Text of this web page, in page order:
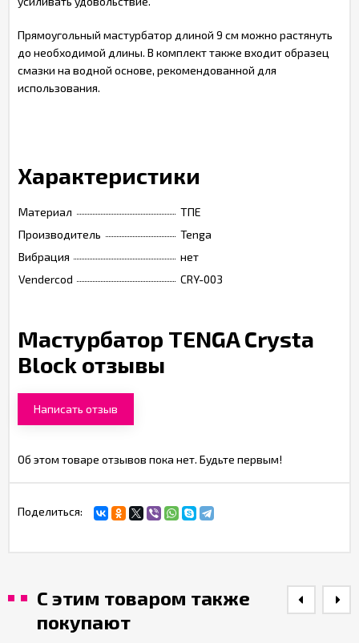
Прямоугольный мастурбатор длиной 9 см можно растянуть
до необходимой длины. В комплект также входит образец
смазки на водной основе, рекомендованной для
использования.
Характеристики
Материал
ТПЕ
Производитель
Tenga
Вибрация
нет
Vendercod
CRY-003
Мастурбатор TENGA Crysta
Block отзывы
Написать отзыв
Об этом товаре отзывов пока нет. Будьте первым!
Поделиться:
С этим товаром также
покупают